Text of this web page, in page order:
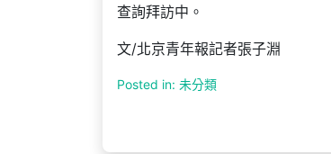
查詢拜訪中。
文/北京青年報記者張子淵
Posted in: 未分類